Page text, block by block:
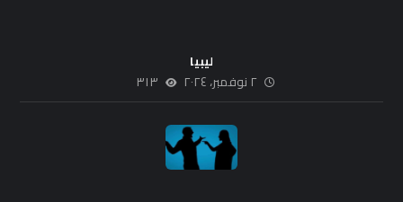
ليبيا
٢ نوفمبر، ٢٠٢٤ ٣١٣